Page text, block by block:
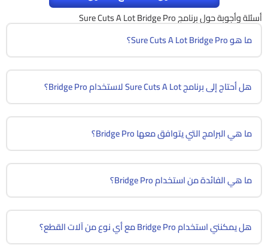
أسئلة وأجوبة حول برنامج Sure Cuts A Lot Bridge Pro
ما هو Sure Cuts A Lot Bridge Pro؟
هل أحتاج إلى برنامج Sure Cuts A Lot لاستخدام Bridge Pro؟
ما هي البرامج التي يتوافق معها Bridge Pro؟
ما هي الفائدة من استخدام Bridge Pro؟
هل يمكنني استخدام Bridge Pro مع أي نوع من آلات القطع؟